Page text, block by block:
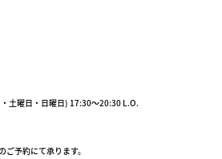
土曜日・日曜日) 17:30～20:30 L.O.
予約にて承ります。